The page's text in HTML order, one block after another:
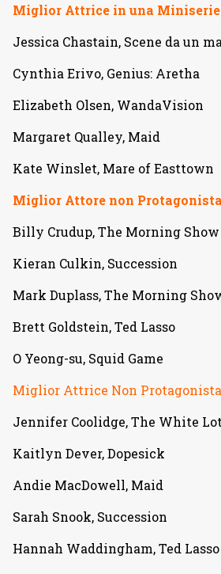
Miglior Attrice in una
Jessica Chastain, Scene da un
Cynthia Erivo, Genius: Aretha
Elizabeth Olsen, WandaVision
Margaret Qualley, Maid
Kate Winslet, Mare of Easttown
Miglior Attore non Protagonista
Billy Crudup, The Morning Show
Kieran Culkin, Succession
Mark Duplass, The Morning
Brett Goldstein, Ted Lasso
O Yeong-su, Squid Game
Miglior Attrice Non Protagonista
Jennifer Coolidge, The White
Kaitlyn Dever, Dopesick
Andie MacDowell, Maid
Sarah Snook, Succession
Hannah Waddingham, Ted Lasso